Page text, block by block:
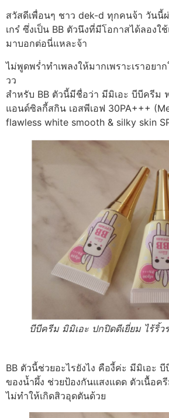
สวัสดีเพื่อนๆ ชาว dek-d ทุกคนจ้า วันนี้
เกร๋ ซึ่งเป็น BB ตัวนึงที่มีโอกาสได้ลองใ
มาบอกต่อนี่แหละจ้า
ไม่พูดพร่ำทำเพลงให้มากเพราะเราอยา
วว
สำหรับ BB ตัวนี้มีชื่อว่า มีมิเอะ บีบีครีม
แอนด์ซิลกี้สกิน เอสพีเอฟ 30PA+++
flawless white smooth & silky skin
บีบีครีม มิมิเอะ ปกปิดดีเยี่ยม ไร้ริ้ว
BB ตัวนี้ช่วยอะไรยังไง คืองี้ค่ะ มีมิเอะ
ของน้ำผึ้ง ช่วยป้องกันแสงแดด ตัวเนื้อค
ไม่ทำให้เกิดสิวอุดตันด้วย